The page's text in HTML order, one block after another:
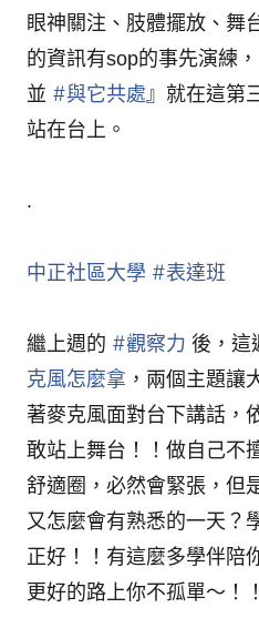
眼神關注、肢體擺放、舞
的資訊有sop的事先演練，
並 #與它共處』就在這第
站在台上。
.
中正社區大學 #表達班
繼上週的 #觀察力 後，這
克風怎麼拿 ，兩個主題讓
著麥克風面對台下講話，
敢站上舞台！！做自己不
舒適圈，必然會緊張，但
又怎麼會有熟悉的一天？
正好！！有這麼多學伴陪
更好的路上你不孤單～！！